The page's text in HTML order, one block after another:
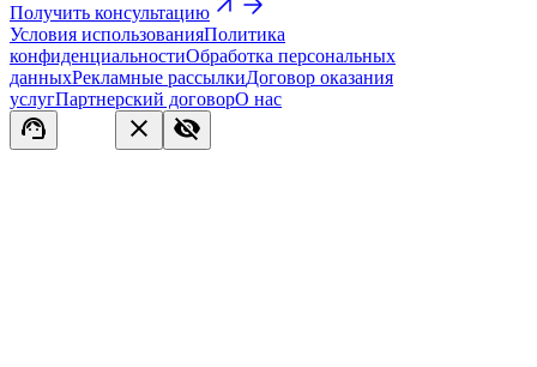
Получить консультацию
Условия использованияПолитика
конфиденциальностиОбработка персональных
данныхРекламные рассылкиДоговор оказания
услугПартнерский договорО нас